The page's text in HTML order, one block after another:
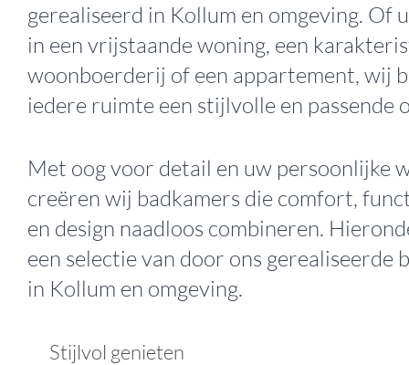
gerealiseerd in Kollum en omgeving. Of
in een vrijstaande woning, een
woonboerderij of een appartement, wij
iedere ruimte een stijlvolle en passende
Met oog voor detail en uw persoonlijke
creëren wij badkamers die comfort,
en design naadloos combineren.
een selectie van door ons gerealiseerde
in Kollum en omgeving.
Stijlvol genieten